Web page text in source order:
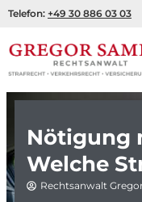
Zum
springen
Telefon: +49 30 886 03 03
Nötigung
Welche
Rechtsanwalt